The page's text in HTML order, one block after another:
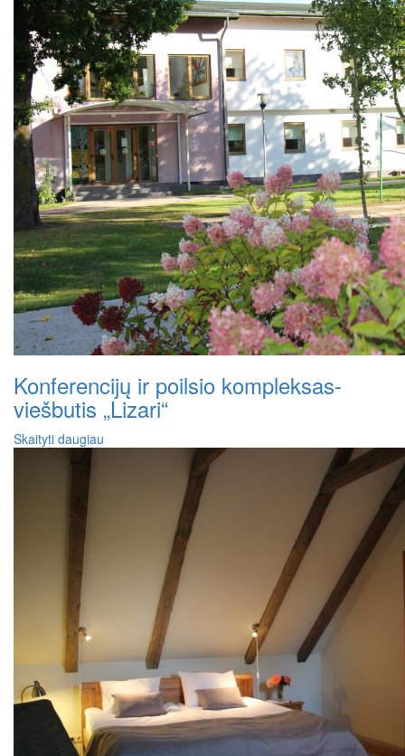
Konferencijų ir poilsio kompleksas-
viešbutis „Lizari“
Skaityti daugiau